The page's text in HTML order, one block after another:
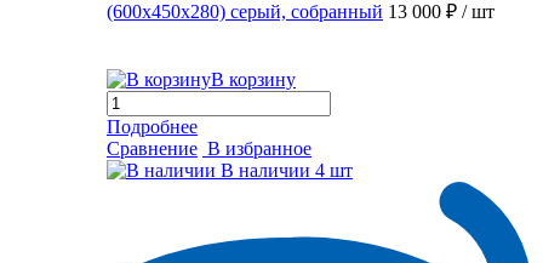
(600x450x280) серый, собранный 13 000 ₽ / шт
В корзину
Подробнее
Сравнение В избранное
В наличии 4 шт